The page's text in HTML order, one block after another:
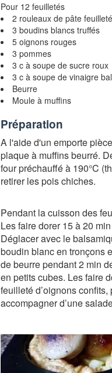
Pour 12 feuilletés
2 rouleaux de pâte
3 boudins blancs truffés
5 oignons rouges
3 pommes
3 c à soupe de sucre roux
3 c à soupe de vinaigre
Beurre
Moule à muffins
Préparation
A l'aide d'un emporte
plaque à muffins beurré.
four préchauffé à 190°C
retirer les pois chiches.
Pendant la cuisson des
Les faire dorer 15 à 20
Déglacer avec le
boudin blanc en tronçons
de beurre pendant 2 min
en petits cubes. Les faire
feuilleté d’oignons
accompagner d’une